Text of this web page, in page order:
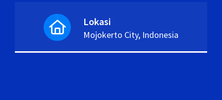
Lokasi
Mojokerto City, Indonesia